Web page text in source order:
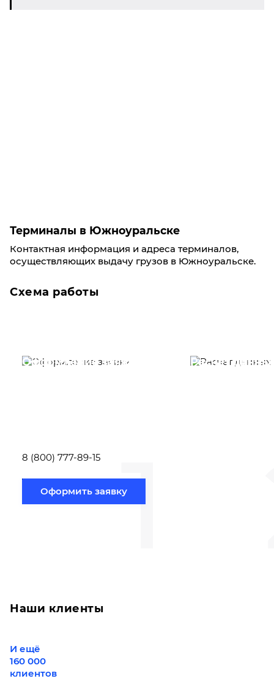
Терминалы в Южноуральске
Контактная информация и адреса терминалов,
осуществляющих выдачу грузов в Южноуральске.
Схема работы
1
Оформление заявки
8 (800) 777-89-15
Оформить заявку
Расчет
Наши клиенты
И ещё
160 000
клиентов